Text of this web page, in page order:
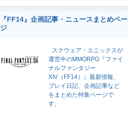
『FF14』企画記事・ニュースまとめペー
ジ
スクウェア・エニックスが
運営中のMMORPG『ファイ
ナルファンタジー
XIV（FF14）』最新情報、
プレイ日記、企画記事など
をまとめた特集ページで
す。